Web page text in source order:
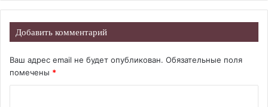
Добавить комментарий
Ваш адрес email не будет опубликован. Обязательные поля
помечены *